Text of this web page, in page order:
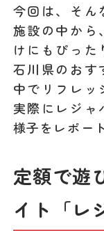
今回は、そん
施設の中から
けにもぴった
石川県のおす
中でリフレッ
実際にレジャ
様子をレポー
定額で遊
イト「レ